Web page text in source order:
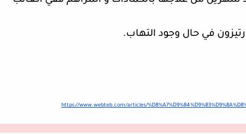
في حال وجود التهاب.
https://www.webteb.com/articles/